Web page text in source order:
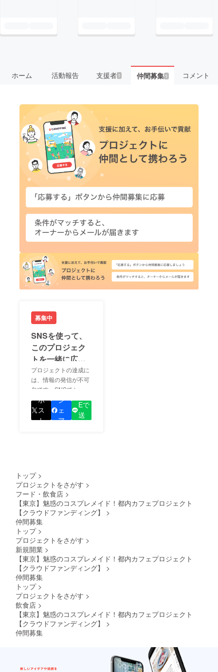
ホーム 活動報告 支援者 1 仲間募集 1 コメント
募集中
SNSを使って、
このプロジェク
トを一緒に広め
ましょう！
プロジェクトの達成に
は、情報の発信が不可
欠です。SNSでシェア
をして、あなたが応援
しているプロジェクト
の良さを知ってもらい
ポ
ス
ト
シ
ェ
ア
Eで
送
トップ >
プロジェクトをさがす >
フード・飲食店 >
【東京】魅惑のコスプレメイド！都内カフェプロジェクト
【クラウドファンディング】
>
仲間募集
トップ >
プロジェクトをさがす >
新規開業 >
【東京】魅惑のコスプレメイド！都内カフェプロジェクト
【クラウドファンディング】
>
仲間募集
トップ >
プロジェクトをさがす >
飲食店 >
【東京】魅惑のコスプレメイド！都内カフェプロジェクト
【クラウドファンディング】
>
仲間募集